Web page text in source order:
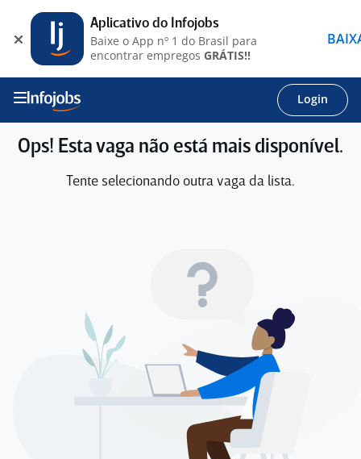
Login
Ops! Esta vaga não está mais disponível.
Tente selecionando outra vaga da lista.
Aplicativo do Infojobs
Baixe o App nº 1 do Brasil para
encontrar empregos GRÁTIS!!